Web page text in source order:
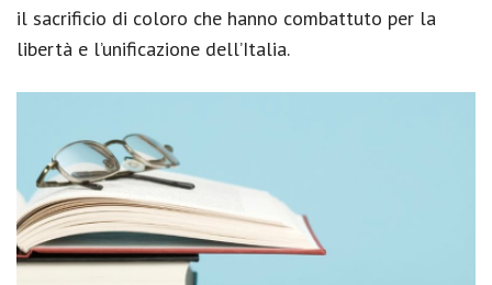
il sacrificio di coloro che hanno combattuto per la
libertà e l’unificazione dell’Italia.